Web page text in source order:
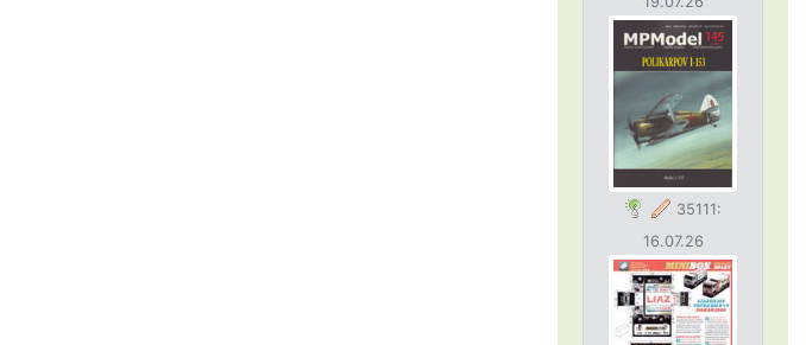
35111:
16.07.26